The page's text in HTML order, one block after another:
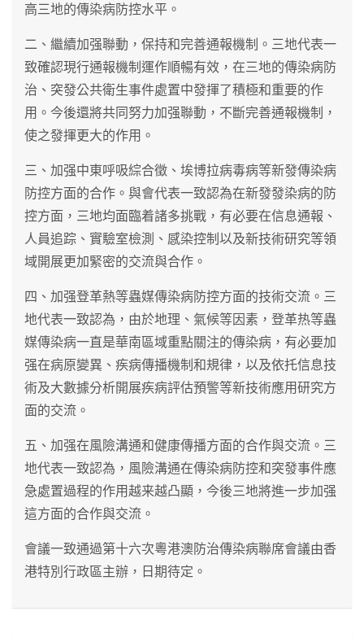
高三地的傳染病防控水平。
二、繼續加强聯動，保持和完善通報機制。三地代表一
致確認現行通報機制運作順暢有效，在三地的傳染病防
治、突發公共衛生事件處置中發揮了積極和重要的作
用。今後還將共同努力加强聯動，不斷完善通報機制，
使之發揮更大的作用。
三、加强中東呼吸綜合徵、埃博拉病毒病等新發傳染病
防控方面的合作。與會代表一致認為在新發發染病的防
控方面，三地均面臨着諸多挑戰，有必要在信息通報、
人員追踪、實驗室檢測、感染控制以及新技術研究等領
域開展更加緊密的交流與合作。
四、加强登革熱等蟲媒傳染病防控方面的技術交流。三
地代表一致認為，由於地理、氣候等因素，登革热等蟲
媒傳染病一直是華南區域重點關注的傳染病，有必要加
强在病原變異、疾病傳播機制和規律，以及依托信息技
術及大數據分析開展疾病評估預警等新技術應用研究方
面的交流。
五、加强在風險溝通和健康傳播方面的合作與交流。三
地代表一致認為，風險溝通在傳染病防控和突發事件應
急處置過程的作用越来越凸顯，今後三地將進一步加强
這方面的合作與交流。
會議一致通過第十六次粵港澳防治傳染病聯席會議由香
港特別行政區主辦，日期待定。